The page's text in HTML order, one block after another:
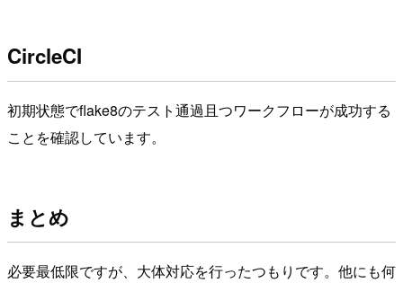
CircleCI
初期状態でflake8のテスト通過且つワークフローが成功する
ことを確認しています。
まとめ
必要最低限ですが、大体対応を行ったつもりです。他にも何